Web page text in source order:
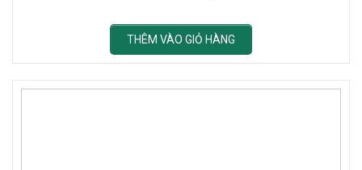
THÊM VÀO GIỎ HÀNG